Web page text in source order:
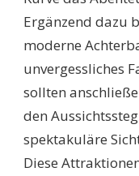
Ergänzend dazu
moderne
unvergessliches
sollten
den
spektakuläre
Diese